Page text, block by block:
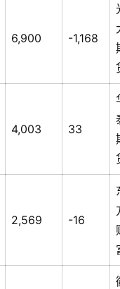
6,900 -1,168
4,003 33
2,569 -16